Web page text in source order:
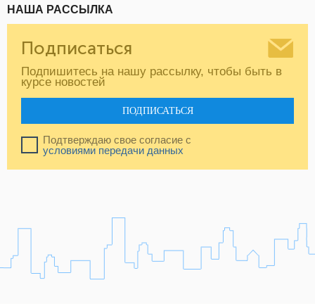
НАША РАССЫЛКА
Подписаться
Подпишитесь на нашу рассылку, чтобы быть в
курсе новостей
ПОДПИСАТЬСЯ
Подтверждаю свое согласие с
условиями передачи данных